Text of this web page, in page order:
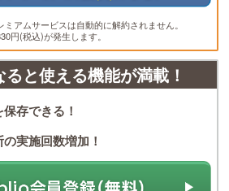
アムサービスは自動的に解約されません。
円(税込)が発生します。
と使える機能が満載！
存できる！
実施回数増加！